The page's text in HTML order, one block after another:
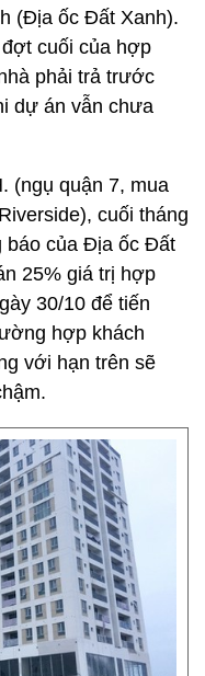
(Địa ốc Đất Xanh).
cuối của hợp
phải trả trước
dự án vẫn chưa
(ngụ quận 7, mua
cuối tháng
báo của Địa ốc Đất
25% giá trị hợp
30/10 để tiến
hợp khách
với hạn trên sẽ